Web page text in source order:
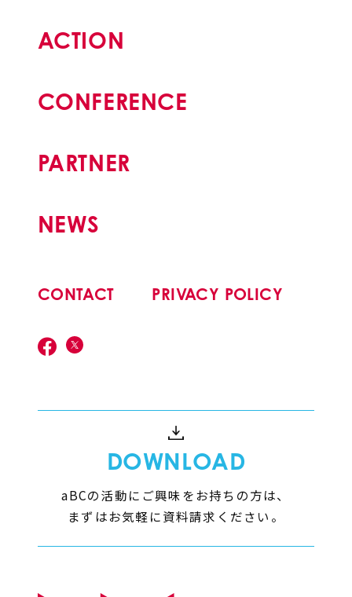
ACTION
CONFERENCE
PARTNER
NEWS
CONTACT PRIVACY POLICY
DOWNLOAD
aBCの活動にご興味をお持ちの方は、
まずはお気軽に資料請求ください。